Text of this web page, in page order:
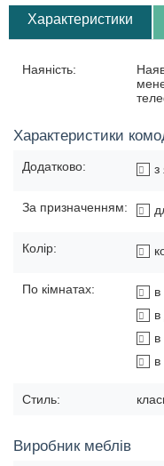
Характеристики
Наяність:
Характеристики
Додатково: з
За призначенням:
Колір:
По кімнатах:
в
в
в
Стиль:
Виробник меблів